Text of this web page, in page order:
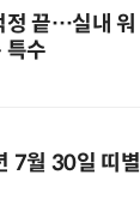
정 끝…실내 워
특수
7월 30일 띠별